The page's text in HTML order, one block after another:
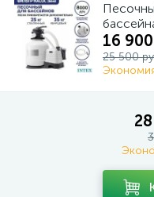
16
25 500